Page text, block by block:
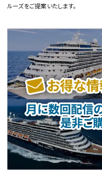
ルーズをご提案いたします。